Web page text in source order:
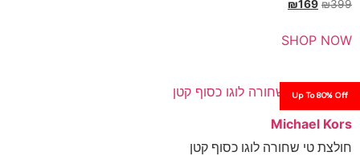
₪
לוגו כסוף קטן